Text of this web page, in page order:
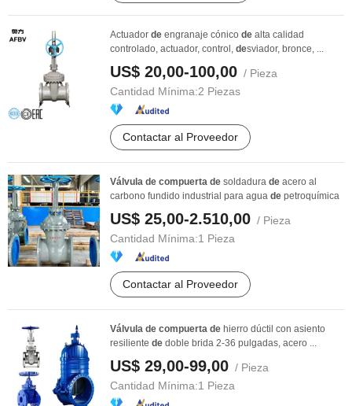
Actuador de engranaje cónico de alta calidad
controlado, actuador, control, desviador, bronce, ...
US$ 20,00-100,00 / Pieza
Cantidad Mínima:2 Piezas
Contactar al Proveedor
Válvula de compuerta de soldadura de acero al
carbono fundido industrial para agua de petroquímica
US$ 25,00-2.510,00 / Pieza
Cantidad Mínima:1 Pieza
Contactar al Proveedor
Válvula de compuerta de hierro dúctil con asiento
resiliente de doble brida 2-36 pulgadas, acero ...
US$ 29,00-99,00 / Pieza
Cantidad Mínima:1 Pieza